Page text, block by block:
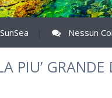
Nessun
PIU’